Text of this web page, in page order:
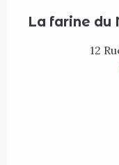
La farine du
12